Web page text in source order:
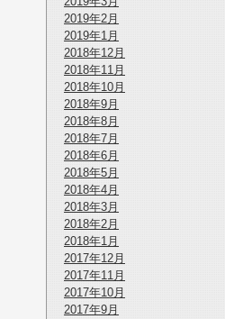
2019年2月
2019年1月
2018年12月
2018年11月
2018年10月
2018年9月
2018年8月
2018年7月
2018年6月
2018年5月
2018年4月
2018年3月
2018年2月
2018年1月
2017年12月
2017年11月
2017年10月
2017年9月